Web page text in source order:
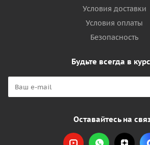
Условия доставки
Условия оплаты
Безопасность
Будьте всегда в
Оставайтесь на